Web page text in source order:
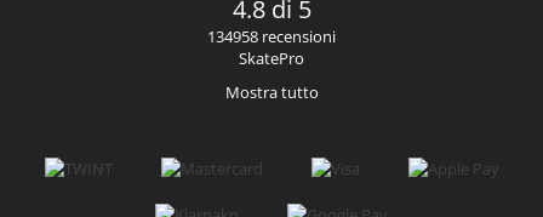
4.8 di 5
134958 recensioni
SkatePro
Mostra tutto